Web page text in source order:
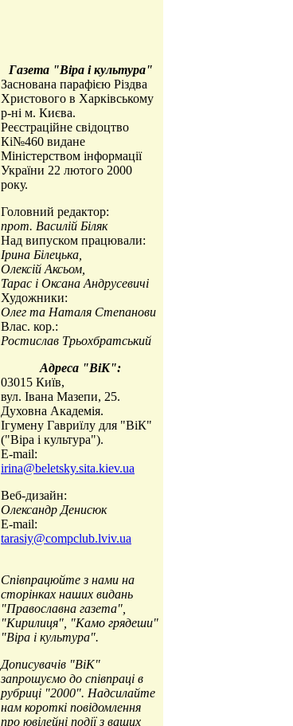
Газета "Вiра i культура"
Заснована парафією Різдва
Христового в Харківському
р-ні м. Києва.
Реєстраційне свідоцтво
Кі№460 видане
Міністерством iнформації
України 22 лютого 2000
року.
Головний редактор:
прот. Василій Біляк
Над випуском працювали:
Ірина Білецька,
Олексій Аксьом,
Тарас і Оксана Андрусевичі
Художники:
Олег та Наталя Степанови
Влас. кор.:
Ростислав Трьохбратський
Адреса "ВіК":
03015 Київ,
вул. Івана Мазепи, 25.
Духовна Академія.
Ігумену Гавриїлу для "ВіК"
("Віра і культура").
E-mail:
irina@beletsky.sita.kiev.ua
Веб-дизайн:
Олександр Денисюк
E-mail:
tarasiy@compclub.lviv.ua
Співпрацюйте з нами на
сторінках наших видань
"Православна газета",
"Кирилиця", "Камо грядеши"
"Віра і культура".
Дописувачів "ВіК"
запрошуємо до співпраці в
рубриці "2000". Надсилайте
нам короткі повідомлення
про ювілейні події з ваших